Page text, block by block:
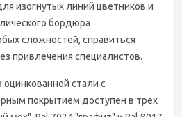
изогнутых линий цветников и
бордюра
сложностей, справиться
привлечения специалистов.
стали с
покрытием доступен в трех